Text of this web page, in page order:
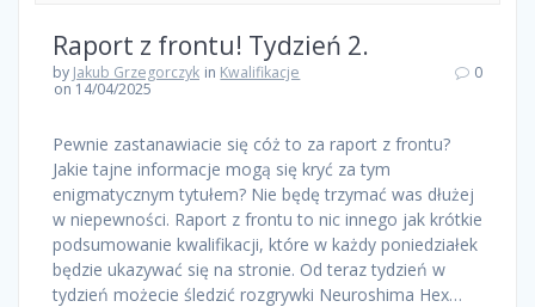
Raport z frontu! Tydzień 2.
by Jakub Grzegorczyk in Kwalifikacje
on 14/04/2025
0
Pewnie zastanawiacie się cóż to za raport z frontu?
Jakie tajne informacje mogą się kryć za tym
enigmatycznym tytułem? Nie będę trzymać was dłużej
w niepewności. Raport z frontu to nic innego jak krótkie
podsumowanie kwalifikacji, które w każdy poniedziałek
będzie ukazywać się na stronie. Od teraz tydzień w
tydzień możecie śledzić rozgrywki Neuroshima Hex…